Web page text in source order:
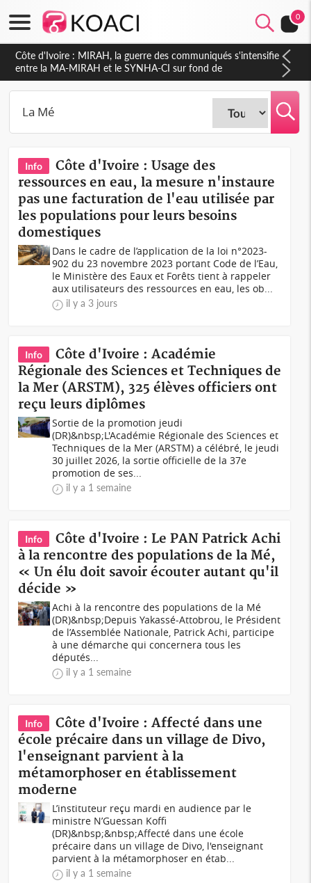
0
Côte d'Ivoire : Indépendance 2026, Thiam plaide pour un
environnement démocratique plus apaisé
Info
Côte d'Ivoire : Usage des
ressources en eau, la mesure n'instaure
pas une facturation de l'eau utilisée par
les populations pour leurs besoins
domestiques
Dans le cadre de l’application de la loi n°2023-
902 du 23 novembre 2023 portant Code de l’Eau,
le Ministère des Eaux et Forêts tient à rappeler
aux utilisateurs des ressources en eau, les ob...
il y a 3 jours
Info
Côte d'Ivoire : Académie
Régionale des Sciences et Techniques de
la Mer (ARSTM), 325 élèves officiers ont
reçu leurs diplômes
Sortie de la promotion jeudi
(DR)&nbsp;L'Académie Régionale des Sciences et
Techniques de la Mer (ARSTM) a célébré, le jeudi
30 juillet 2026, la sortie officielle de la 37e
promotion de ses...
il y a 1 semaine
Info
Côte d'Ivoire : Le PAN Patrick Achi
à la rencontre des populations de la Mé,
« Un élu doit savoir écouter autant qu'il
décide »
Achi à la rencontre des populations de la Mé
(DR)&nbsp;Depuis Yakassé-Attobrou, le Président
de l’Assemblée Nationale, Patrick Achi, participe
à une démarche qui concernera tous les
députés...
il y a 1 semaine
Info
Côte d'Ivoire : Affecté dans une
école précaire dans un village de Divo,
l'enseignant parvient à la
métamorphoser en établissement
moderne
L’instituteur reçu mardi en audience par le
ministre N’Guessan Koffi
(DR)&nbsp;&nbsp;Affecté dans une école
précaire dans un village de Divo, l'enseignant
parvient à la métamorphoser en étab...
il y a 1 semaine